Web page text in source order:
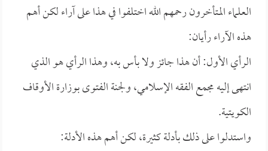
العلماء المتأخرون رحمهم الله اختلفوا في هذا على آراء لكن أهم
هذه الآراء رأيان:
الرأي الأول: أن هذا جائز ولا بأس به، وهذا الرأي هو الذي
انتهى إليه مجمع الفقه الإسلامي، ولجنة الفتوى بوزارة الأوقاف
الكويتية.
واستدلوا على ذلك بأدلة كثيرة، لكن أهم هذه الأدلة: